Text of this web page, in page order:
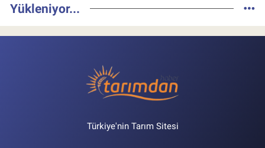
Yükleniyor...
Türkiye'nin Tarım Sitesi